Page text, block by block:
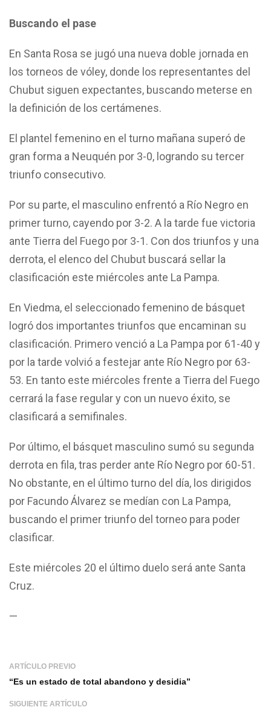
Buscando el pase
En Santa Rosa se jugó una nueva doble jornada en
los torneos de vóley, donde los representantes del
Chubut siguen expectantes, buscando meterse en
la definición de los certámenes.
El plantel femenino en el turno mañana superó de
gran forma a Neuquén por 3-0, logrando su tercer
triunfo consecutivo.
Por su parte, el masculino enfrentó a Río Negro en
primer turno, cayendo por 3-2. A la tarde fue victoria
ante Tierra del Fuego por 3-1. Con dos triunfos y una
derrota, el elenco del Chubut buscará sellar la
clasificación este miércoles ante La Pampa.
En Viedma, el seleccionado femenino de básquet
logró dos importantes triunfos que encaminan su
clasificación. Primero venció a La Pampa por 61-40 y
por la tarde volvió a festejar ante Río Negro por 63-
53. En tanto este miércoles frente a Tierra del Fuego
cerrará la fase regular y con un nuevo éxito, se
clasificará a semifinales.
Por último, el básquet masculino sumó su segunda
derrota en fila, tras perder ante Río Negro por 60-51.
No obstante, en el último turno del día, los dirigidos
por Facundo Álvarez se medían con La Pampa,
buscando el primer triunfo del torneo para poder
clasificar.
Este miércoles 20 el último duelo será ante Santa
Cruz.
—
ARTÍCULO PREVIO
“Es un estado de total abandono y desidia”
SIGUIENTE ARTÍCULO